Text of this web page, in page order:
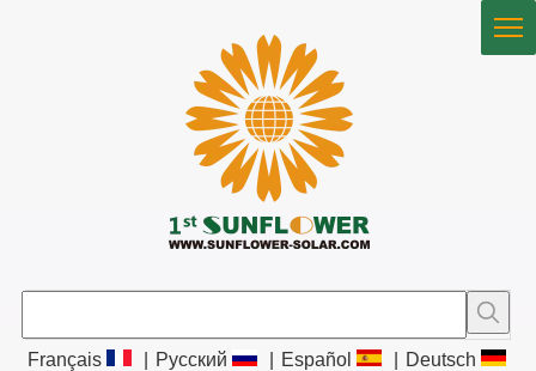
Deutsch
Español
Pусский
Français